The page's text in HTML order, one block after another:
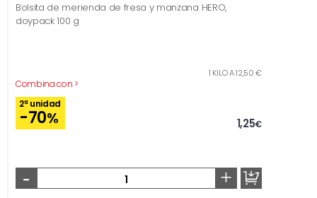
Bolsita de merienda de fresa y manzana HERO,
doypack 100 g
Combina con >
1 KILO A 12,50 €
2ª unidad
-70% 1,25€
- +